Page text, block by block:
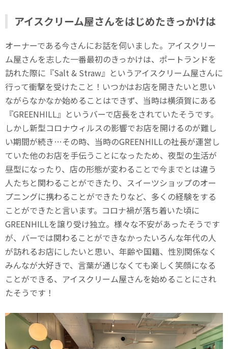
アイスクリーム屋さんをはじめたきっかけは
オーナーである今さんにお話を伺いました。アイスクリー
ム屋さんを志した一番最初のきっかけは、ポートランドを
訪れた際に『Salt & Straw』というアイスクリーム屋さんに
行って衝撃を受けたこと！いつかはお店を開きたいと思い
ながらなかなか始めることはできず、当時は横須賀にある
『GREENHILL』というバーで店長をされていたそうです。
しかし新型コロナウィルスの影響でお店を開けるのが難し
い期間が続き…その時、当時のGREENHILLの社長が運営し
ていた他のお店を手伝うことになったため、夜型の生活が
昼型になったり、店の形態が変わることで今までとは違う
人たちと関わることができたり、スイーツショップのオー
プニングに携わることができたりなど、多くの経験をする
ことができたと言います。コロナ禍が落ち着いた頃に
GREENHILLを譲り受け独立。様々な不安があったそうです
が、バーでは関わることができなかったいろんな年代の人
が訪れるお店にしたいと思い、年齢や国籍、性別関係なく
みんなが大好きで、言葉が通じなくても楽しく笑顔になる
ことができる、アイスクリーム屋さんを始めることにされ
たそうです！